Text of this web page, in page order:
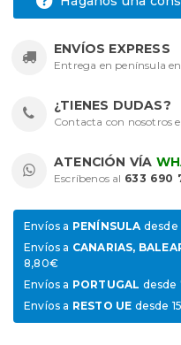
ENVÍOS EXPRESS
Entrega en península
¿TIENES DUDAS?
Contacta con nosotros
ATENCIÓN VÍA
Escríbenos al 633 690
Envíos a PENÍNSULAdesde
Envíos a CANARIAS,
8,80€
Envíos a PORTUGAL desde
Envíos a RESTO UE desde